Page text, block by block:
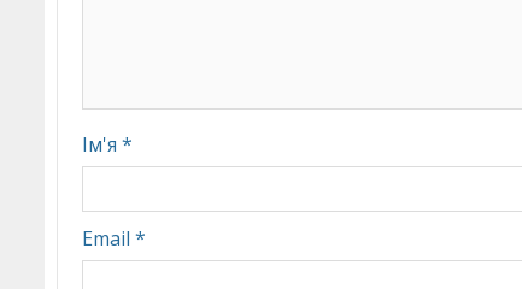
Ім'я *
Email *